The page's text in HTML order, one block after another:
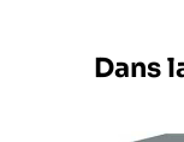
Dans